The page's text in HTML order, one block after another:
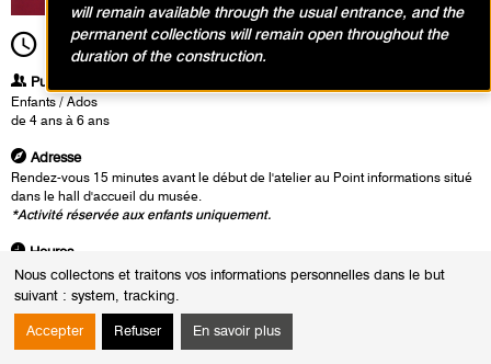
Nous collectons et traitons vos informations personnelles dans le but
suivant : system, tracking.
Accepter Refuser En savoir plus
11h00 1h30
Publics
Enfants / Ados
de 4 ans à 6 ans
Adresse
Rendez-vous 15 minutes avant le début de l'atelier au Point informations situé
dans le hall d'accueil du musée.
*Activité réservée aux enfants uniquement.
Heures
Du :
Mercredi 5 juin 2024
au :
Jeudi 22 août 2024
will remain available through the usual entrance, and the
permanent collections will remain open throughout the
duration of the construction.